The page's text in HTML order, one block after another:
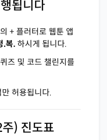
됩니다
+ 플러터로 웹툰 앱
.복.하시게 됩니다.
즈 및 코드 챌린지를
허용됩니다.
) 진도표